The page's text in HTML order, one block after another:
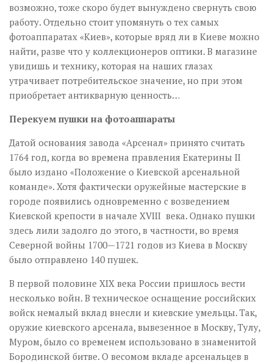
возможно, тоже скоро будет вынуждено свернуть свою
работу. Отдельно стоит упомянуть о тех самых
фотоаппаратах «Киев», которые вряд ли в Киеве можно
найти, разве что у коллекционеров оптики. В магазине
увидишь и технику, которая на наших глазах
утрачивает потребительское значение, но при этом
приобретает антикварную ценность…
Перекуем пушки на фотоаппараты
Датой основания завода «Арсенал» принято считать
1764 год, когда во времена правления Екатерины II
было издано «Положение о Киевской арсенальной
команде». Хотя фактически оружейные мастерские в
городе появились одновременно с возведением
Киевской крепости в начале XVIII века. Однако пушки
здесь лили задолго до этого, в частности, во время
Северной войны 1700—1721 годов из Киева в Москву
было отправлено 140 пушек.
В первой половине XIX века России пришлось вести
несколько войн. В техническое оснащение российских
войск немалый вклад внесли и киевские умельцы. Так,
оружие киевского арсенала, вывезенное в Москву, Тулу,
Муром, было со временем использовано в знаменитой
Бородинской битве. О весомом вкладе арсенальцев в